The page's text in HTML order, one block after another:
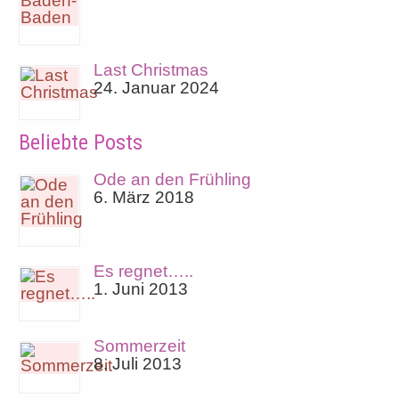
Last Christmas
24. Januar 2024
Beliebte Posts
Ode an den Frühling
6. März 2018
Es regnet…..
1. Juni 2013
Sommerzeit
8. Juli 2013